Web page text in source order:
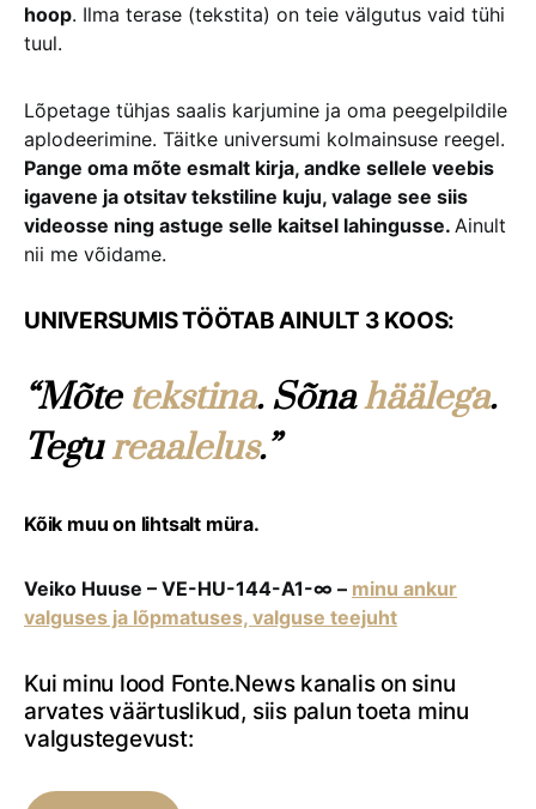
hoop. Ilma terase (tekstita) on teie välgutus vaid tühi
tuul.
Lõpetage tühjas saalis karjumine ja oma peegelpildile
aplodeerimine. Täitke universumi kolmainsuse reegel.
Pange oma mõte esmalt kirja, andke sellele veebis
igavene ja otsitav tekstiline kuju, valage see siis
videosse ning astuge selle kaitsel lahingusse. Ainult
nii me võidame.
UNIVERSUMIS TÖÖTAB AINULT 3 KOOS:
“Mõte tekstina. Sõnahäälega.
Tegureaalelus.”
Kõik muu on lihtsalt müra.
Veiko Huuse – VE-HU-144-A1-∞ – minu ankur
valguses ja lõpmatuses, valguse teejuht
Kui minu lood Fonte.News kanalis on sinu
arvates väärtuslikud, siis palun toeta minu
valgustegevust: